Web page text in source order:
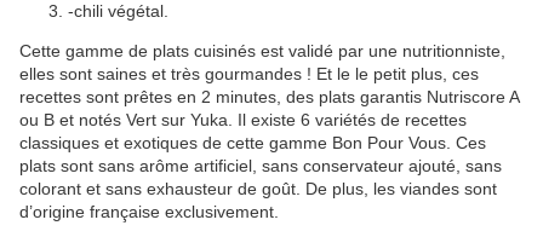
-chili végétal.
Cette gamme de plats cuisinés est validé par une nutritionniste,
elles sont saines et très gourmandes ! Et le le petit plus, ces
recettes sont prêtes en 2 minutes, des plats garantis Nutriscore A
ou B et notés Vert sur Yuka. Il existe 6 variétés de recettes
classiques et exotiques de cette gamme Bon Pour Vous. Ces
plats sont sans arôme artificiel, sans conservateur ajouté, sans
colorant et sans exhausteur de goût. De plus, les viandes sont
d’origine française exclusivement.